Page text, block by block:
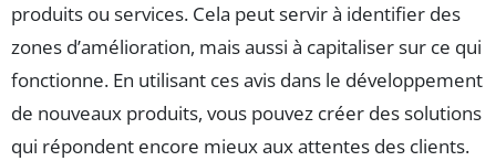
produits ou services. Cela peut servir à identifier des
zones d’amélioration, mais aussi à capitaliser sur ce qui
fonctionne. En utilisant ces avis dans le développement
de nouveaux produits, vous pouvez créer des solutions
qui répondent encore mieux aux attentes des clients.